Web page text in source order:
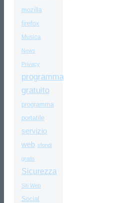
mozilla
firefox
Musica
News
Privacy
programma
gratuito
programma
portatile
servizio
web sfondi
gratis
Sicurezza
Siti Web
Social